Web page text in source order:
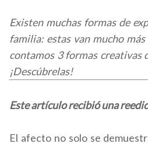
Existen muchas formas de
familia: estas van mucho
contamos 3 formas creativas
¡Descúbrelas!
Este artículo recibió una
El afecto no solo se